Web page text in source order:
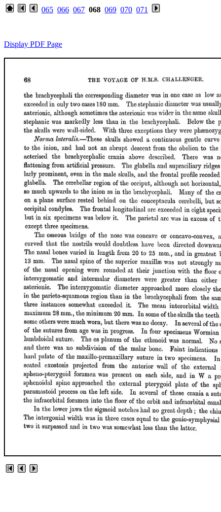
065 066 067 068 069 070 071
Display PDF Page